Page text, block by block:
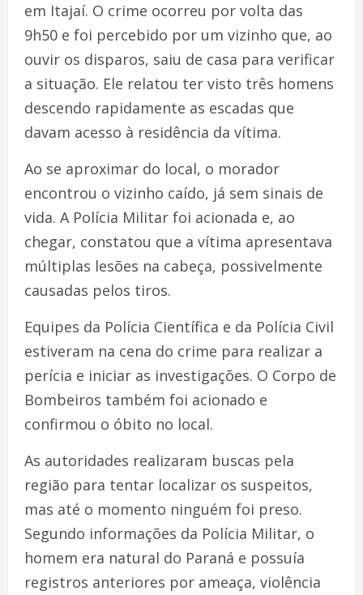
em Itajaí. O crime ocorreu por volta das
9h50 e foi percebido por um vizinho que, ao
ouvir os disparos, saiu de casa para verificar
a situação. Ele relatou ter visto três homens
descendo rapidamente as escadas que
davam acesso à residência da vítima.
Ao se aproximar do local, o morador
encontrou o vizinho caído, já sem sinais de
vida. A Polícia Militar foi acionada e, ao
chegar, constatou que a vítima apresentava
múltiplas lesões na cabeça, possivelmente
causadas pelos tiros.
Equipes da Polícia Científica e da Polícia Civil
estiveram na cena do crime para realizar a
perícia e iniciar as investigações. O Corpo de
Bombeiros também foi acionado e
confirmou o óbito no local.
As autoridades realizaram buscas pela
região para tentar localizar os suspeitos,
mas até o momento ninguém foi preso.
Segundo informações da Polícia Militar, o
homem era natural do Paraná e possuía
registros anteriores por ameaça, violência